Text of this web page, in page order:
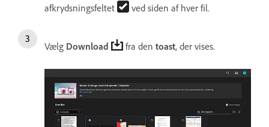
afkrydsningsfeltet
ved siden af hver fil.
Vælg Download fra den toast, der vises.